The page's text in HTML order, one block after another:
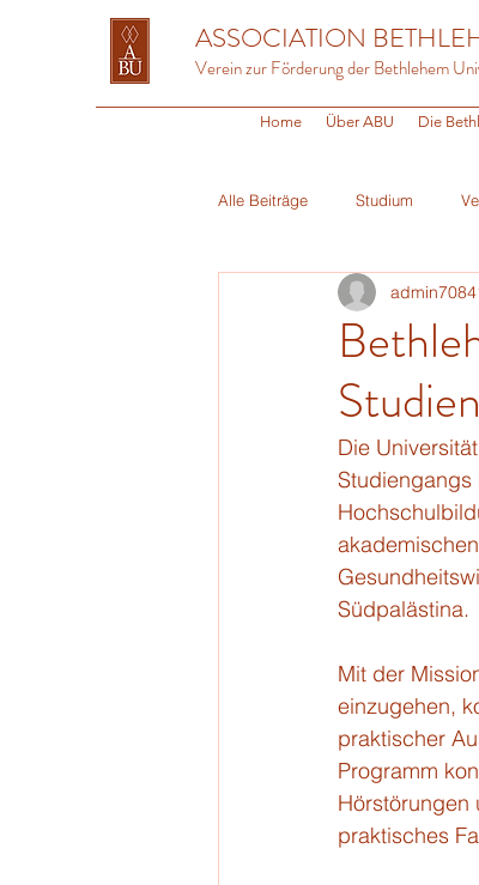
ASSOCIATION
Verein zur Förderung der Bethlehem
Home Über ABU Die
Alle Beiträge Studium
Fundraising
Die
Südpalästina.
Mit der
einzugehen,
praktischer
Programm
Hörstörungen
praktisches